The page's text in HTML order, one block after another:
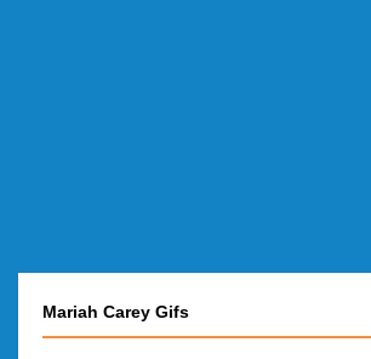
Mariah Carey Gifs